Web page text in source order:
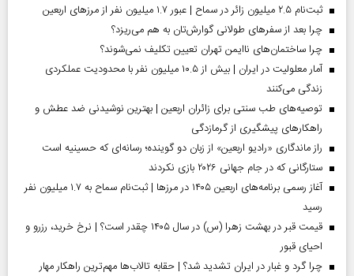
ثبت‌نام ۲.۵ میلیون زائر در سماح | عبور ۱.۷ میلیون نفر از مرز‌های اربعین
چرا بعد از سفرهای طولانی گوارش‌تان به هم می‌ریزد؟
چرا ساختمان‌های ناایمن تهران تعیین تکلیف نمی‌شوند؟
آمار معلولیت در ایران | بیش از ۱۰.۵ میلیون نفر با محدودیت عملکردی
زندگی می‌کنند
توصیه‌های طب سنتی برای زائران اربعین | بهترین نوشیدنی ضد عطش و
راهکارهای پیشگیری از گرمازدگی
راز ماندگاری «رادیو اربعین» از زبان دو گوینده؛ رسانه‌ای که حسینیه است
ستارگانی که در جام جهانی ۲۰۲۶ بازی نکردند
آغاز رسمی برنامه‌های اربعین ۱۴۰۵ در مرز‌ها | ثبت‌نام سماح به ۱.۷ میلیون نفر
رسید
قیمت قبر در بهشت زهرا (س) در سال ۱۴۰۵ چقدر است؟ | نرخ خرید، رزرو و
احیای قبور
چرا گرد و غبار در ایران تشدید شد؟ | حقابه تالاب‌ها مهم‌ترین راهکار مهار